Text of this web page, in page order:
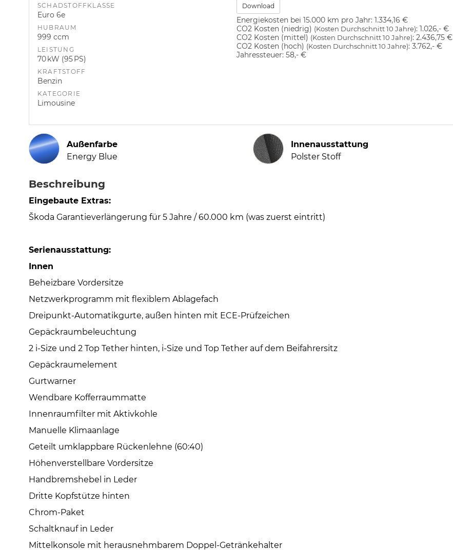
SCHADSTOFFKLASSE
Euro 6e
HUBRAUM
999 ccm
LEISTUNG
70 kW (95 PS)
KRAFTSTOFF
Benzin
KATEGORIE
Limousine
Download
Energiekosten bei 15.000 km pro Jahr: 1.334,16 €
CO2 Kosten (niedrig) (Kosten Durchschnitt 10 Jahre): 1.026,- €
CO2 Kosten (mittel) (Kosten Durchschnitt 10 Jahre): 2.436,75 €
CO2 Kosten (hoch) (Kosten Durchschnitt 10 Jahre): 3.762,- €
Jahressteuer: 58,- €
Außenfarbe
Energy Blue
Innenausstattung
Innenausstattung
Polster Stoff
Beschreibung
Eingebaute Extras:
Škoda Garantieverlängerung für 5 Jahre / 60.000 km (was zuerst eintritt)
Serienausstattung:
Innen
Beheizbare Vordersitze
Netzwerkprogramm mit flexiblem Ablagefach
Dreipunkt-Automatikgurte, außen hinten mit ECE-Prüfzeichen
Gepäckraumbeleuchtung
2 i-Size und 2 Top Tether hinten, i-Size und Top Tether auf dem Beifahrersitz
Gepäckraumelement
Gurtwarner
Wendbare Kofferraummatte
Innenraumfilter mit Aktivkohle
Manuelle Klimaanlage
Geteilt umklappbare Rückenlehne (60:40)
Höhenverstellbare Vordersitze
Handbremshebel in Leder
Dritte Kopfstütze hinten
Chrom-Paket
Schaltknauf in Leder
Mittelkonsole mit herausnehmbarem Doppel-Getränkehalter